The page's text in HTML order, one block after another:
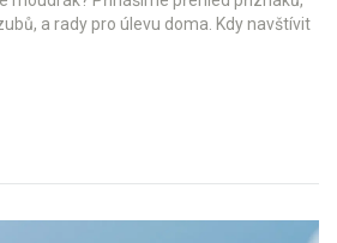
a rady pro úlevu doma. Kdy navštívit